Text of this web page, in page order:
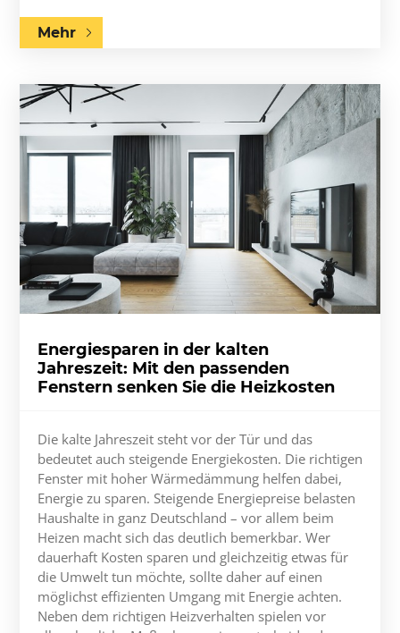
Mehr
Energiesparen in der kalten
Jahreszeit: Mit den passenden
Fenstern senken Sie die Heizkosten
Die kalte Jahreszeit steht vor der Tür und das
bedeutet auch steigende Energiekosten. Die richtigen
Fenster mit hoher Wärmedämmung helfen dabei,
Energie zu sparen. Steigende Energiepreise belasten
Haushalte in ganz Deutschland – vor allem beim
Heizen macht sich das deutlich bemerkbar. Wer
dauerhaft Kosten sparen und gleichzeitig etwas für
die Umwelt tun möchte, sollte daher auf einen
möglichst effizienten Umgang mit Energie achten.
Neben dem richtigen Heizverhalten spielen vor